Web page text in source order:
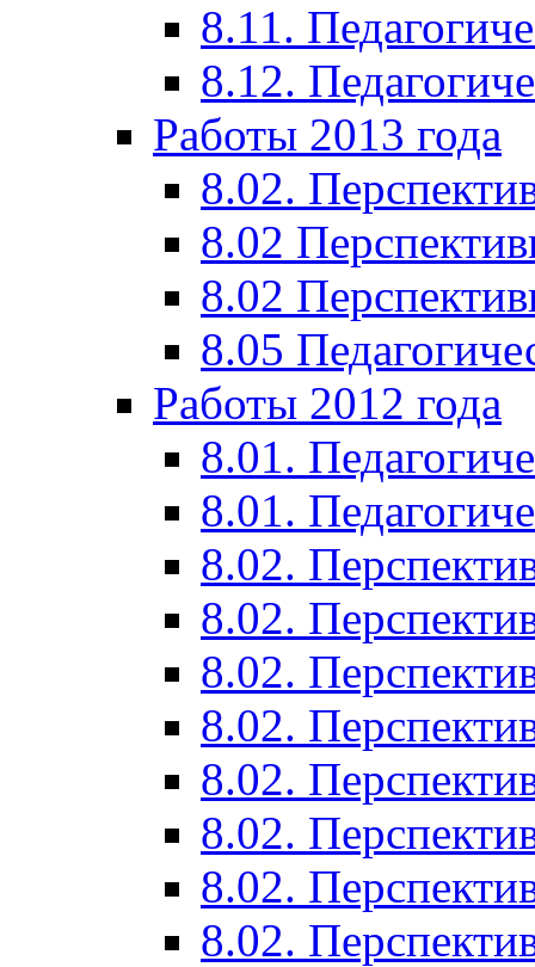
8.11.
8.12.
Работы 2013 года
8.02.
8.02
8.02
8.05
Работы 2012 года
8.01.
8.01.
8.02.
8.02.
8.02.
8.02.
8.02.
8.02.
8.02.
8.02.